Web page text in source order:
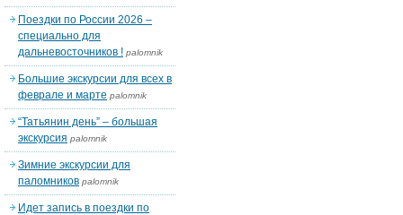
Поездки по России 2026 –
специально для
дальневосточников ! palomnik
Большие экскурсии для всех в
феврале и марте palomnik
“Татьянин день” – большая
экскурсия palomnik
Зимние экскурсии для
паломников palomnik
Идет запись в поездки по